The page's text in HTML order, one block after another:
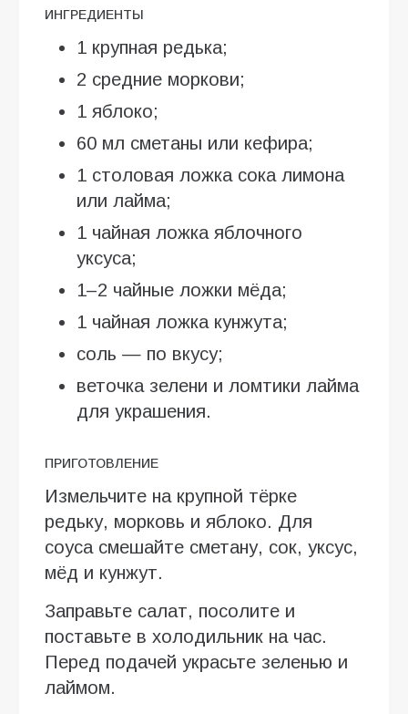
ИНГРЕДИЕНТЫ
1 крупная редька;
2 средние моркови;
1 яблоко;
60 мл сметаны или кефира;
1 столовая ложка сока лимона
или лайма;
1 чайная ложка яблочного
уксуса;
1–2 чайные ложки мёда;
1 чайная ложка кунжута;
соль — по вкусу;
веточка зелени и ломтики лайма
для украшения.
ПРИГОТОВЛЕНИЕ
Измельчите на крупной тёрке
редьку, морковь и яблоко. Для
соуса смешайте сметану, сок, уксус,
мёд и кунжут.
Заправьте салат, посолите и
поставьте в холодильник на час.
Перед подачей украсьте зеленью и
лаймом.